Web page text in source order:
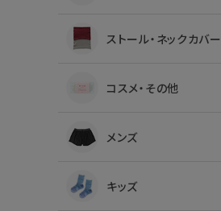
ストール・ネックカバー
コスメ・その他
メンズ
キッズ